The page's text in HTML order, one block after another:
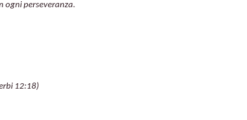
ogni perseveranza.
12:18)